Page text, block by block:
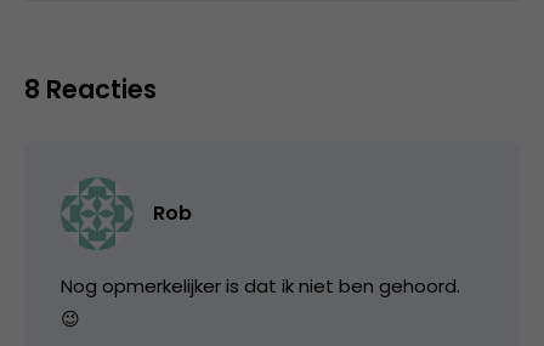
8 Reacties
Rob
Nog opmerkelijker is dat ik niet ben gehoord.
😉